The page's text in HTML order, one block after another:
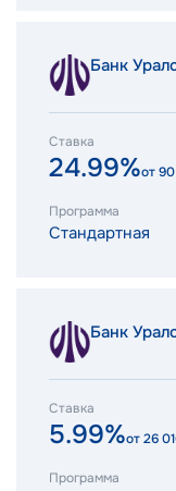
Банк
Ставка
24.99%от90
Программа
Стандартная
Банк
Ставка
5.99%от26
Программа